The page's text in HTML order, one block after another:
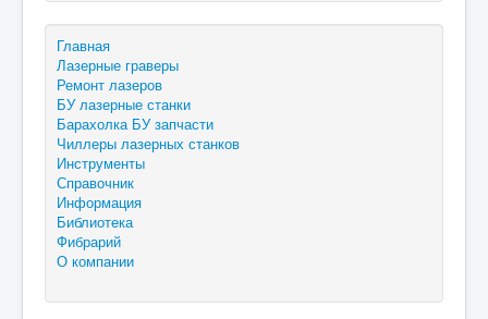
Главная
Лазерные граверы
Ремонт лазеров
БУ лазерные станки
Барахолка БУ запчасти
Чиллеры лазерных станков
Инструменты
Справочник
Информация
Библиотека
Фибрарий
О компании